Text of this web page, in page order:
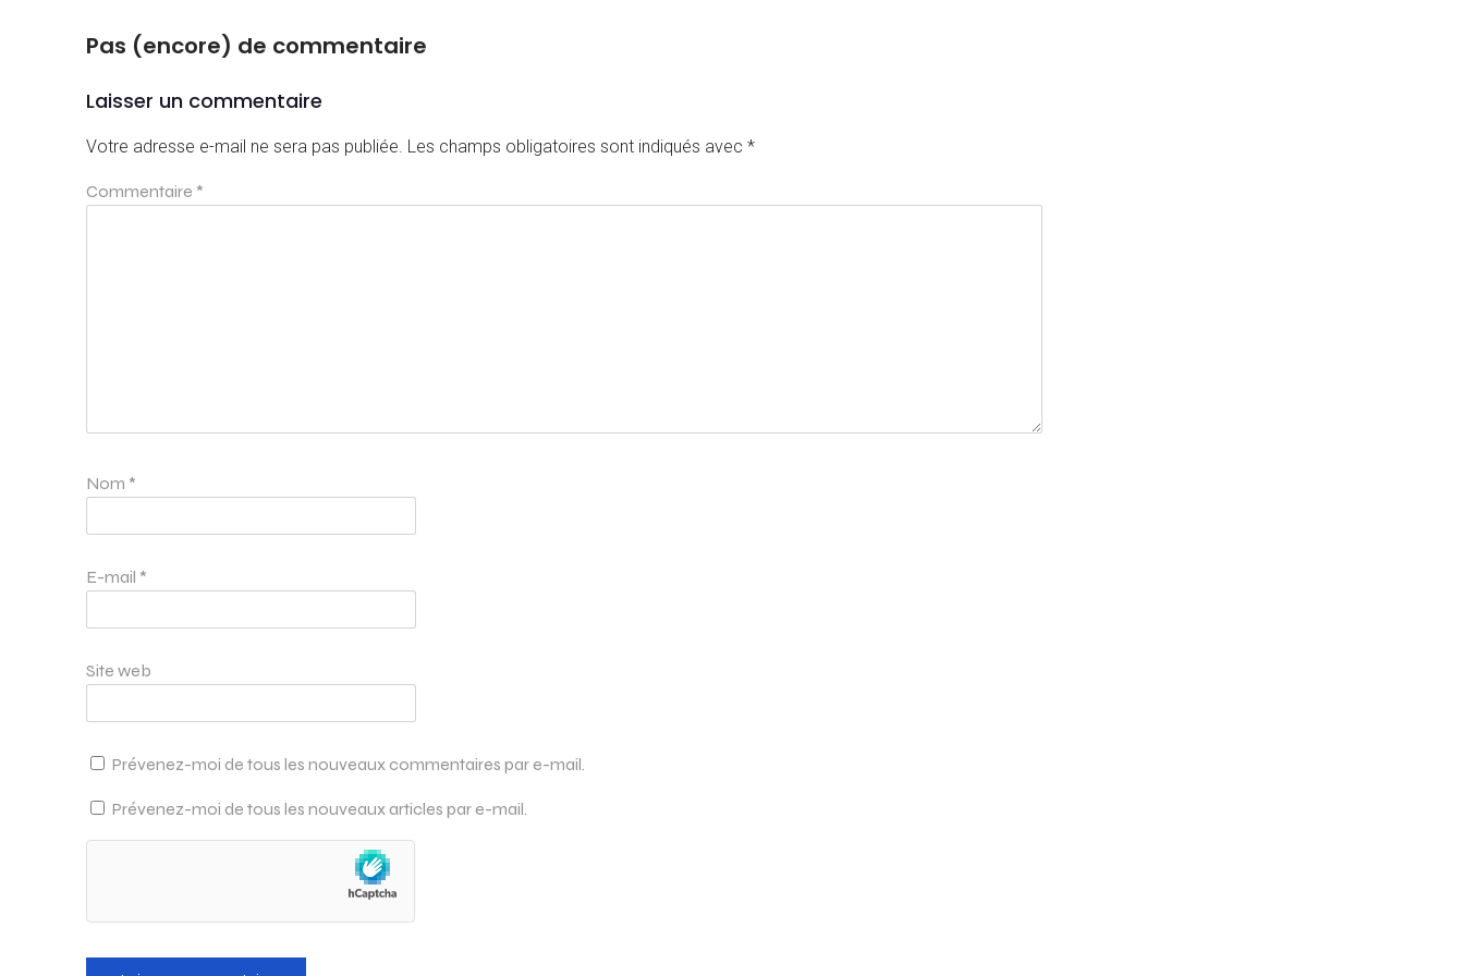
Pas (encore) de commentaire
Laisser un commentaire
Votre adresse e-mail ne sera pas publiée. Les champs obligatoires sont indiqués avec *
Commentaire *
Nom *
E-mail *
Site web
Prévenez-moi de tous les nouveaux commentaires par e-mail.
Prévenez-moi de tous les nouveaux articles par e-mail.